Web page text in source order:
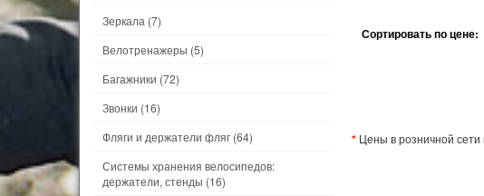
Сортировать по цене:
* Цены в розничной сети
Зеркала (7)
Велотренажеры (5)
Багажники (72)
Звонки (16)
Фляги и держатели фляг (64)
Системы хранения велосипедов:
держатели, стенды (16)